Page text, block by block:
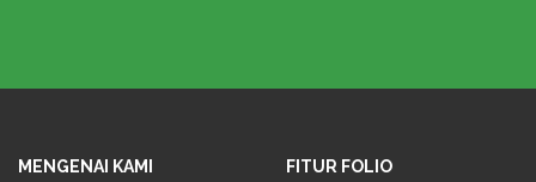
MENGENAI KAMI FITUR FOLIO